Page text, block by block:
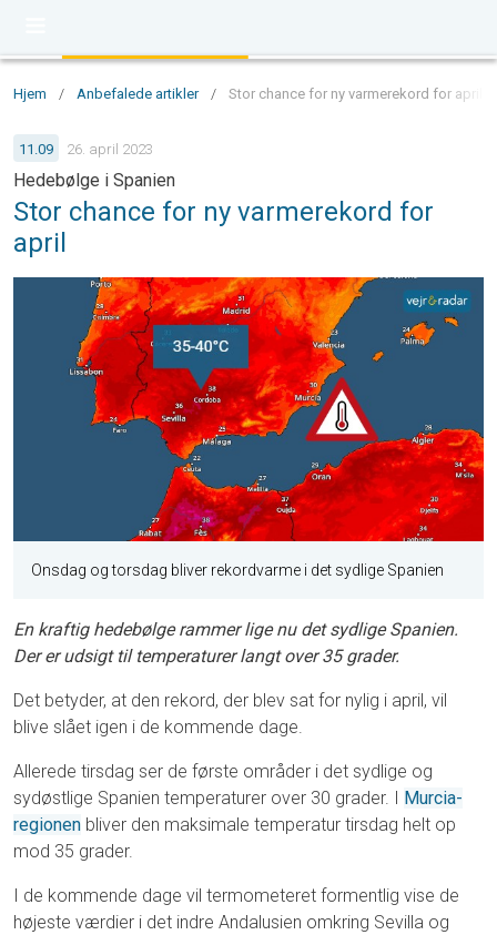
Hjem / Anbefalede artikler / Stor chance for ny varmerekord for april -
11.09 26. april 2023
Hedebølge i Spanien
Stor chance for ny varmerekord for
april
Onsdag og torsdag bliver rekordvarme i det sydlige Spanien
En kraftig hedebølge rammer lige nu det sydlige Spanien.
Der er udsigt til temperaturer langt over 35 grader.
Det betyder, at den rekord, der blev sat for nylig i april, vil
blive slået igen i de kommende dage.
Allerede tirsdag ser de første områder i det sydlige og
sydøstlige Spanien temperaturer over 30 grader. I
Murcia-
regionen bliver den maksimale temperatur tirsdag helt op
mod 35 grader.
I de kommende dage vil termometeret formentlig vise de
højeste værdier i det indre Andalusien omkring Sevilla og